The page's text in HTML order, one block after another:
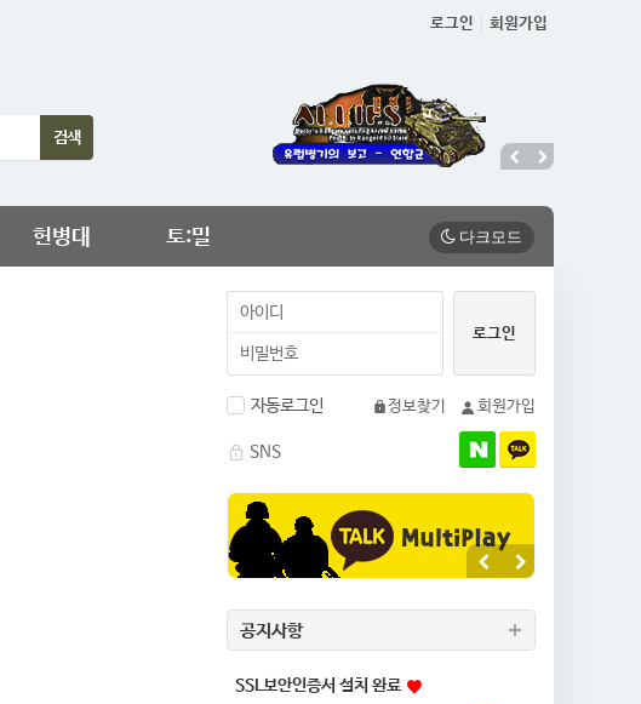
로그인 회원가입
헌병대 토:밀
자동로그인 정보찾기 회원가입
SNS
공지사항
SSL보안인증서 설치 완료